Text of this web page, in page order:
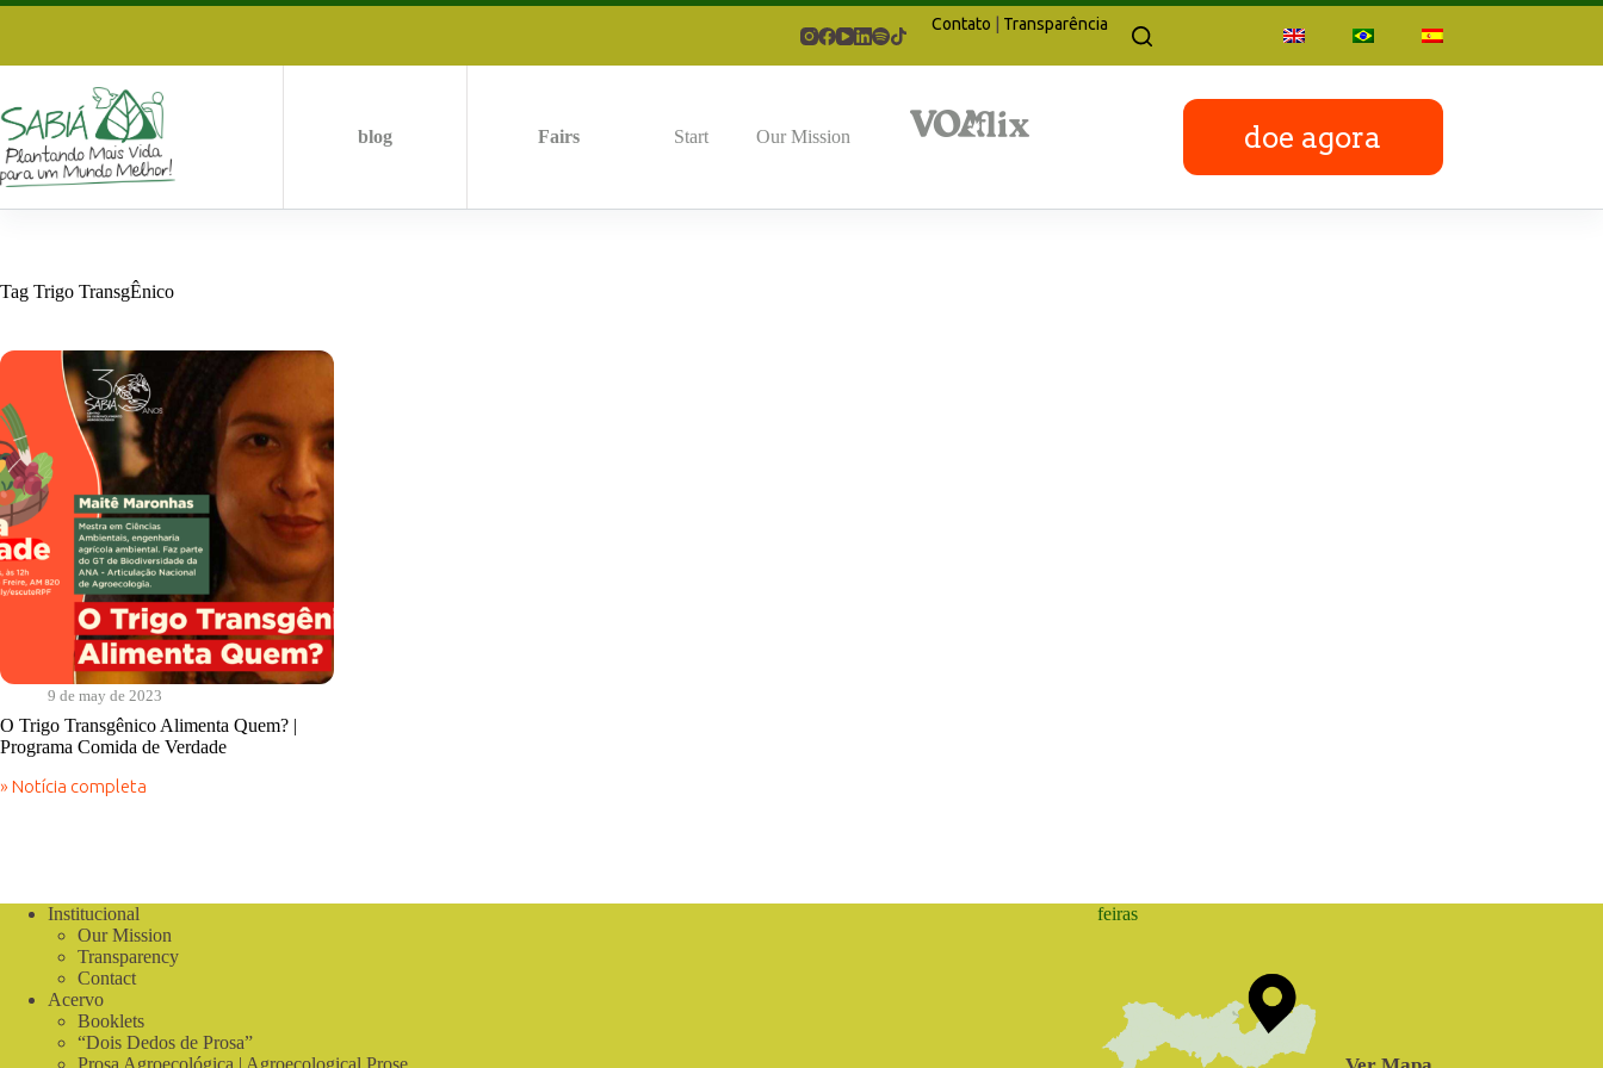
Skip
Contato | Transparência
blog Fairs Start Our Mission doe agora
Tag Trigo TransgÊnico
9 de may de 2023
O Trigo Transgênico Alimenta Quem? |
Programa Comida de Verdade
» Notícia completa
O
Programa
Comida
Verdade
Institucional
Our Mission
Transparency
Contact
Acervo
Booklets
“Dois Dedos de Prosa”
Prosa Agroecológica | Agroecological Prose
feiras